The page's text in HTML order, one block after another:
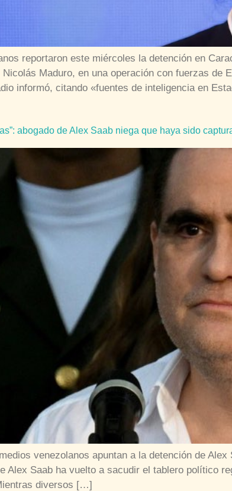
reportaron este miércoles la detención en
Maduro, en una operación con fuerzas
informó, citando «fuentes de inteligencia en
abogado de Alex Saab niega que haya sido
venezolanos apuntan a la detención de
Alex Saab ha vuelto a sacudir el tablero político
diversos […]